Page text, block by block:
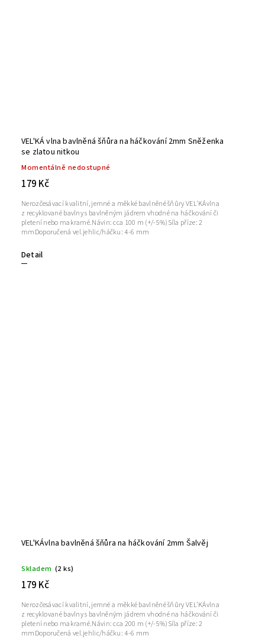
VEL'KÁ vlna bavlněná šňůra na háčkování 2mm Sněženka
se zlatou nitkou
Momentálně nedostupné
179 Kč
Detail
Nerozčesávací kvalitní, jemné a měkké bavlněné šňůry VEL'KÁvlna
z recyklované bavlny s bavlněným jádrem vhodné na háčkování či
pletení nebo makramé.Návin: cca 100 m (+/-5%)Síla příze: 2
mmDoporučená vel.jehlic/háčku: 4-6 mm
VEL'KÁvlna bavlněná šňůra na háčkování 2mm Šalvěj
Skladem (2 ks)
179 Kč
Nerozčesávací kvalitní, jemné a měkké bavlněné šňůry VEL'KÁvlna
z recyklované bavlny s bavlněným jádrem vhodné na háčkování či
pletení nebo makramé.Návin: cca 200 m (+/-5%)Síla příze: 2
mmDoporučená vel.jehlic/háčku: 4-6 mm